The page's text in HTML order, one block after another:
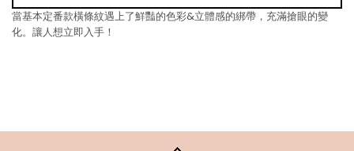
當基本定番款橫條紋遇上了鮮豔的色彩&立體感的綁帶，充滿搶眼的變
化。讓人想立即入手！